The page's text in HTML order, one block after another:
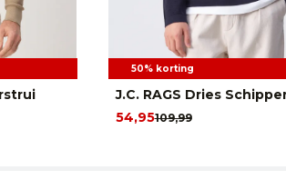
50% korting
J.C. RAGS Dries
109,99
54,95